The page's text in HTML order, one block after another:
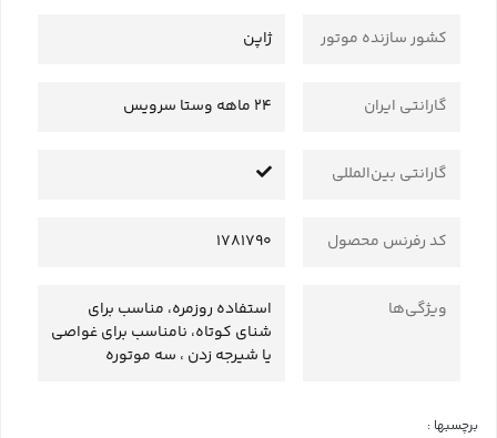
کشور سازنده موتور ژاپن
گارانتی ایران 24 ماهه وستا سرویس
گارانتی بین‌المللی
کد رفرنس محصول 1781790
ویژگی‌ها
استفاده روزمره، مناسب برای
شنای کوتاه، نامناسب برای غواصی
یا شیرجه زدن ، سه موتوره
برچسبها :